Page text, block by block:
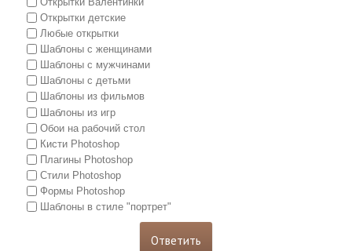
Открытки детские
Любые открытки
Шаблоны с женщинами
Шаблоны с мужчинами
Шаблоны с детьми
Шаблоны из фильмов
Шаблоны из игр
Обои на рабочий стол
Кисти Photoshop
Плагины Photoshop
Стили Photoshop
Формы Photoshop
Шаблоны в стиле "портрет"